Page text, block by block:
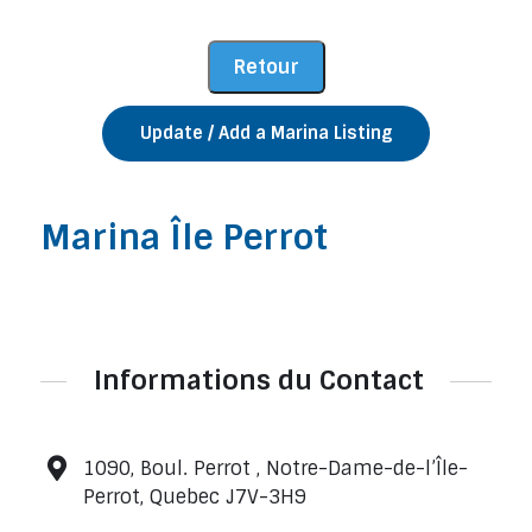
Update / Add a Marina Listing
Marina Île Perrot
Informations du Contact
1090, Boul. Perrot , Notre-Dame-de-l’Île-
Perrot, Quebec J7V-3H9